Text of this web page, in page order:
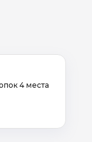
4 места